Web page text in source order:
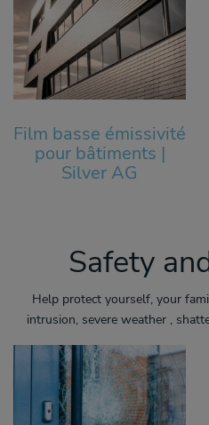
Film basse émissivité
pour bâtiments |
Silver AG
Safety
Help protect yourself, your
intrusion, severe weather ,